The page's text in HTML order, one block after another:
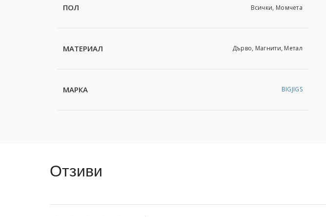
ПОЛ Всички, Момчета
МАТЕРИАЛ Дърво, Магнити, Метал
МАРКА BIGJIGS
Отзиви